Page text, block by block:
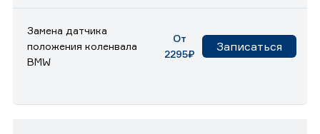
Замена датчика
положения коленвала
BMW
От
2295₽
Записаться